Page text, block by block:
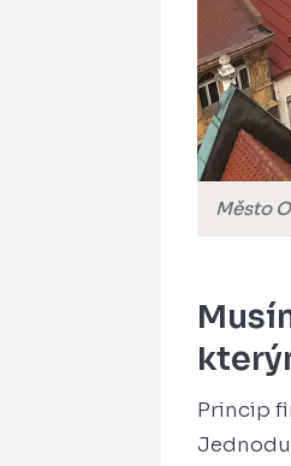
Město
Princip